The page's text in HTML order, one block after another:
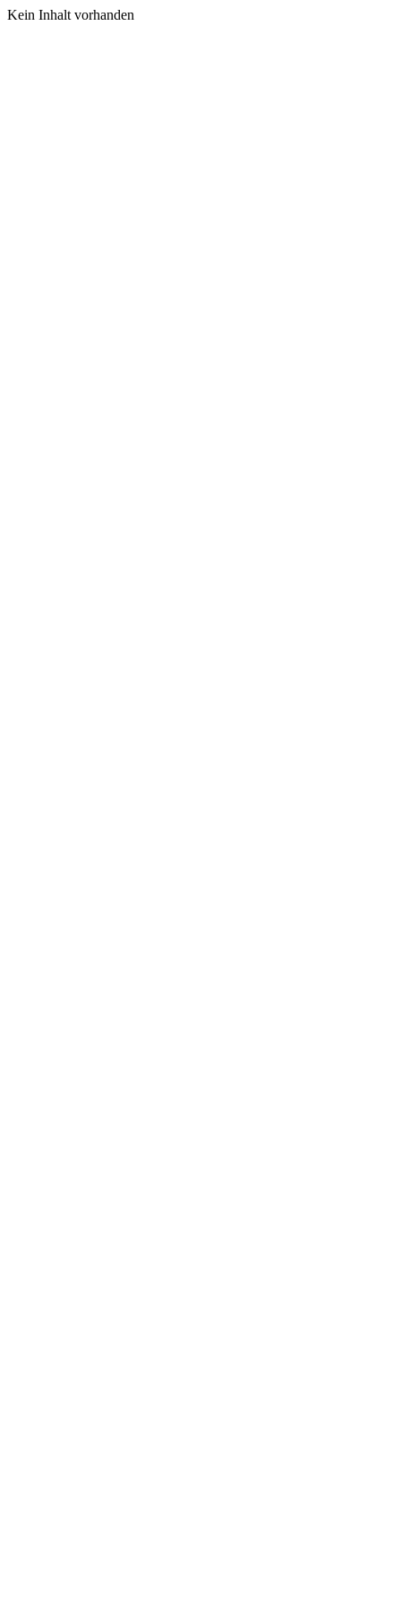
Kein Inhalt vorhanden